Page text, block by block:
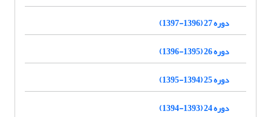
دوره 27 (1396-1397)
دوره 26 (1395-1396)
دوره 25 (1394-1395)
دوره 24 (1393-1394)